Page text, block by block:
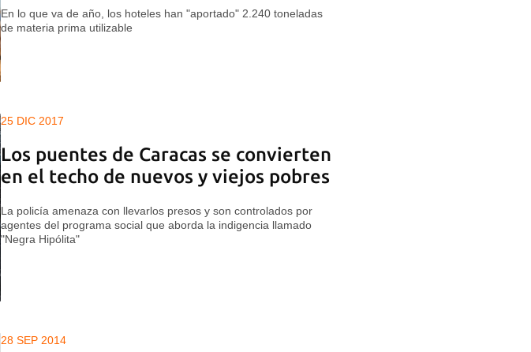
En lo que va de año, los hoteles han "aportado" 2.240 toneladas
de materia prima utilizable
25 DIC 2017
Los puentes de Caracas se convierten
en el techo de nuevos y viejos pobres
La policía amenaza con llevarlos presos y son controlados por
agentes del programa social que aborda la indigencia llamado
"Negra Hipólita"
28 SEP 2014